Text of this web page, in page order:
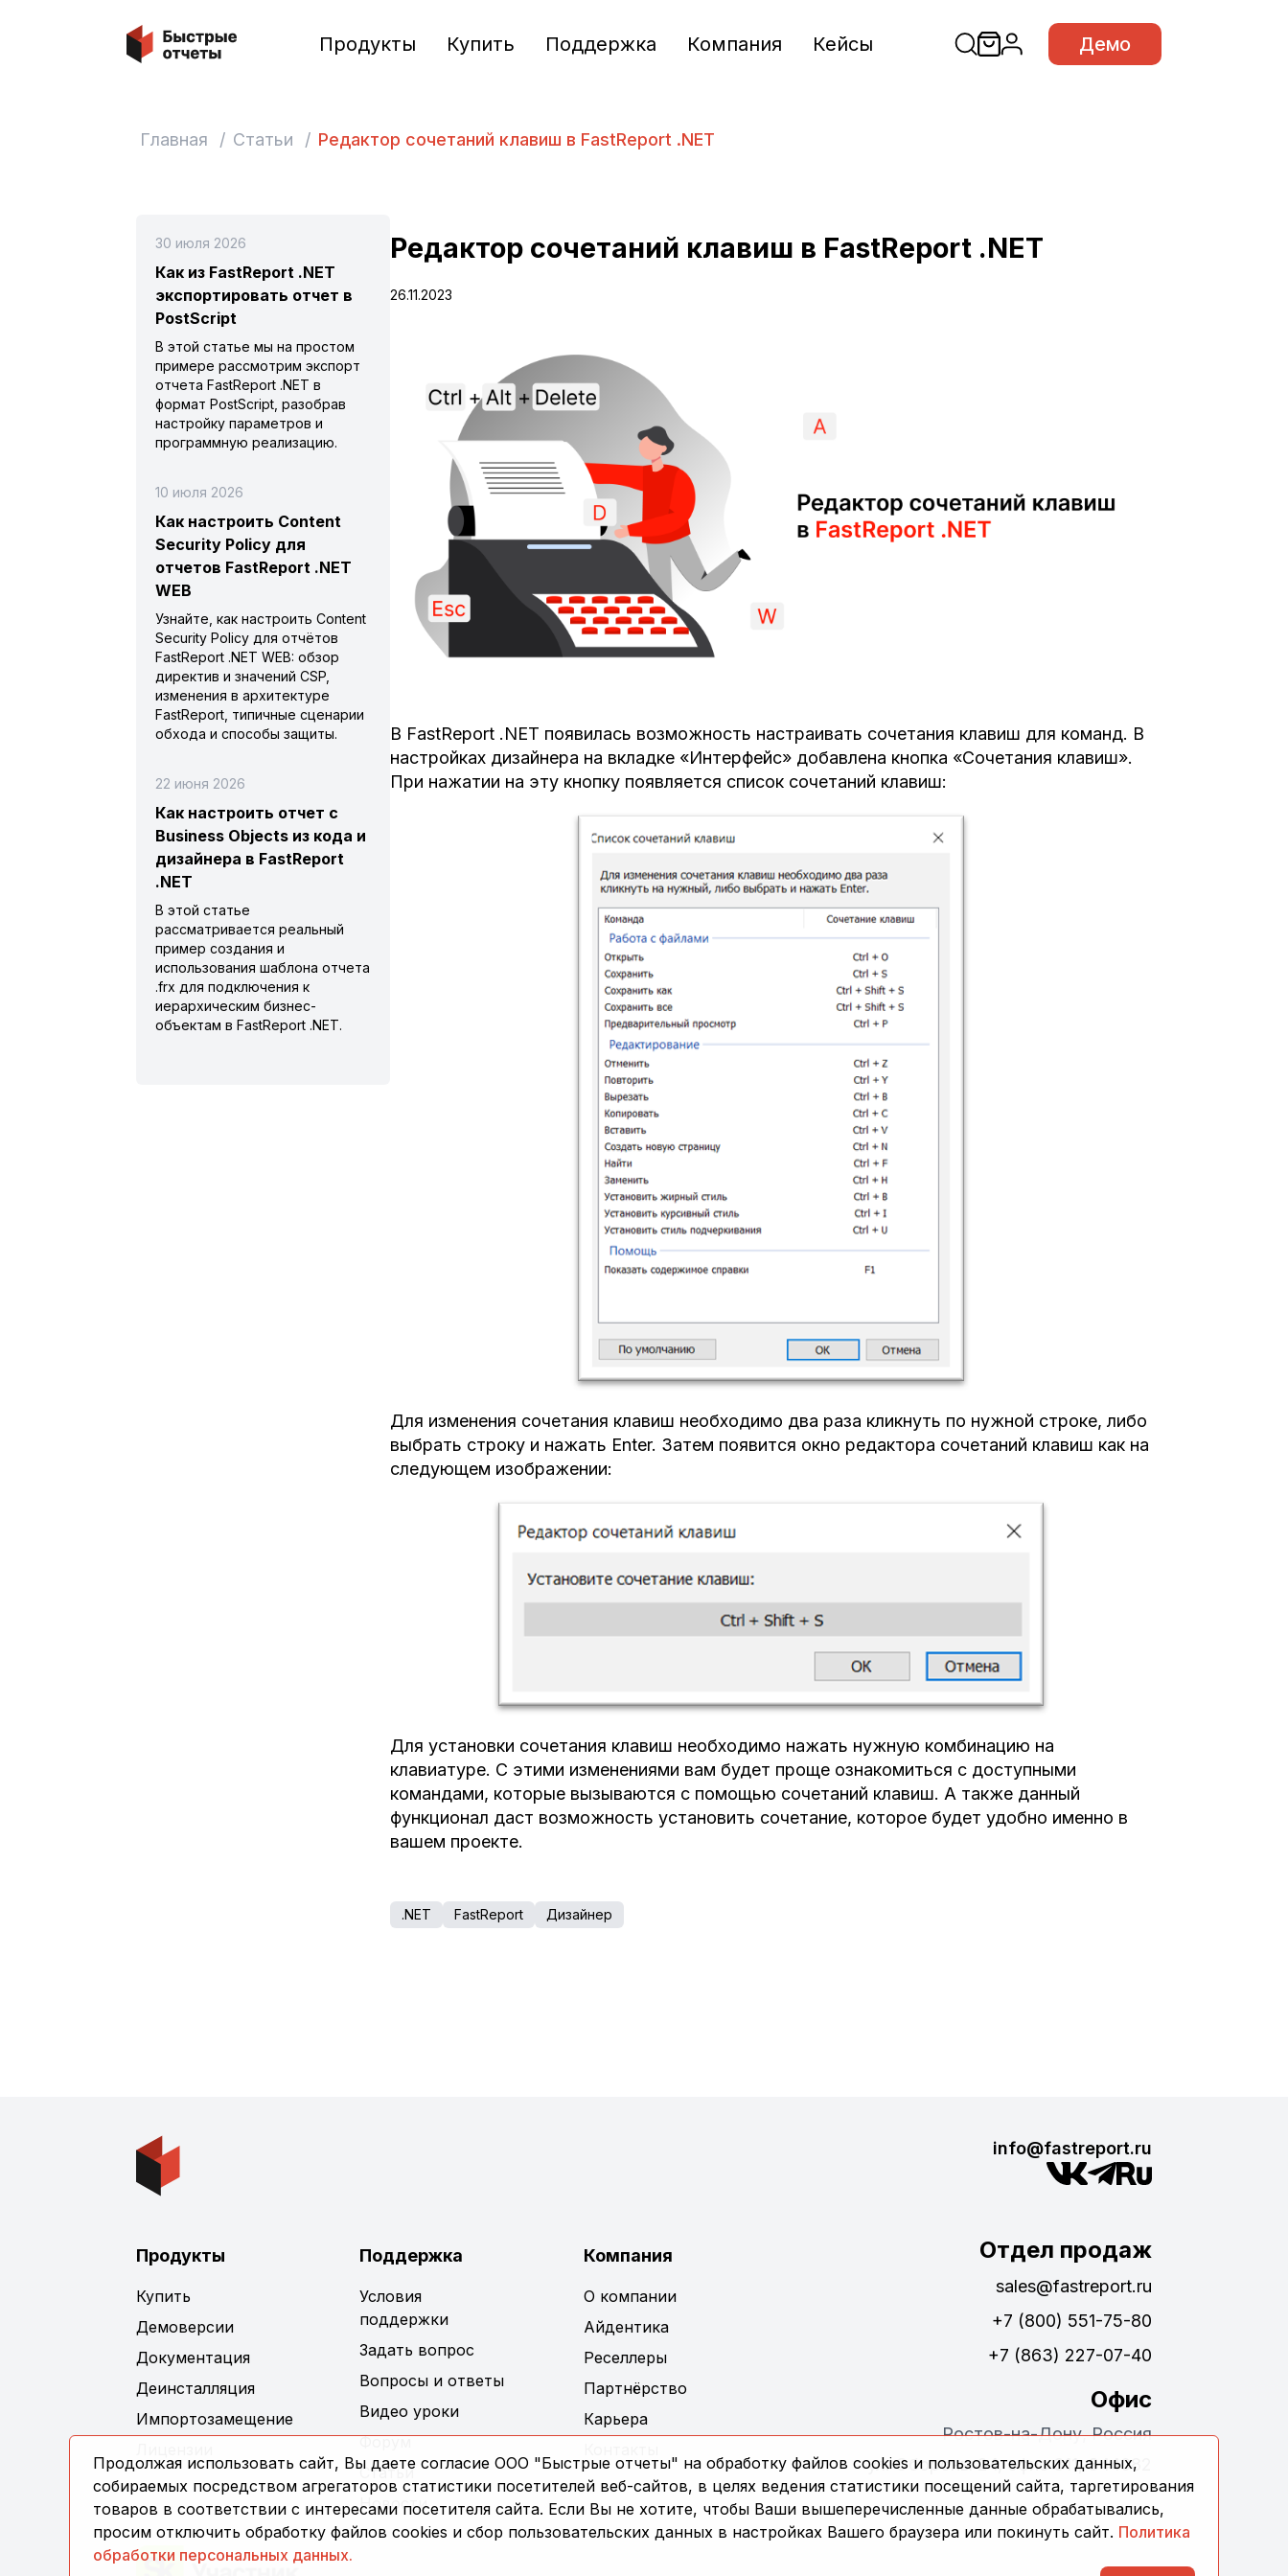
Быстрые отчеты Продукты Купить Поддержка Компания Кейсы Демо
Главная / Статьи / Редактор сочетаний клавиш в FastReport .NET
Редактор сочетаний клавиш в FastReport .NET
26.11.2023
В FastReport .NET появилась возможность настраивать сочетания клавиш для команд. В
настройках дизайнера на вкладке «Интерфейс» добавлена кнопка «Сочетания клавиш».
При нажатии на эту кнопку появляется список сочетаний клавиш:
Для изменения сочетания клавиш необходимо два раза кликнуть по нужной строке, либо
выбрать строку и нажать Enter. Затем появится окно редактора сочетаний клавиш как на
следующем изображении:
Для установки сочетания клавиш необходимо нажать нужную комбинацию на
клавиатуре. С этими изменениями вам будет проще ознакомиться с доступными
командами, которые вызываются с помощью сочетаний клавиш. А также данный
функционал даст возможность установить сочетание, которое будет удобно именно в
вашем проекте.
.NET FastReport Дизайнер
30 июля 2026
Как из FastReport .NET
экспортировать отчет в
PostScript
В этой статье мы на простом
примере рассмотрим экспорт
отчета FastReport .NET в
формат PostScript, разобрав
настройку параметров и
программную реализацию.
10 июля 2026
Как настроить Content
Security Policy для
отчетов FastReport .NET
WEB
Узнайте, как настроить Content
Security Policy для отчётов
FastReport .NET WEB: обзор
директив и значений CSP,
изменения в архитектуре
FastReport, типичные сценарии
обхода и способы защиты.
22 июня 2026
Как настроить отчет с
Business Objects из кода и
дизайнера в FastReport
.NET
В этой статье
рассматривается реальный
пример создания и
использования шаблона отчета
.frx для подключения к
иерархическим бизнес-
объектам в FastReport .NET.
info@fastreport.ru
Отдел продаж
sales@fastreport.ru
+7 (800) 551-75-80
+7 (863) 227-07-40
Офис
Ростов-на-Дону, Россия
ул. Обороны 24, офис 311, 344082
Продукты
Купить
Демоверсии
Документация
Деинсталляция
Импортозамещение
Поддержка
Условия
поддержки
Задать вопрос
Вопросы и ответы
Видео уроки
Форум
Статьи
Новости
Компания
О компании
Айдентика
Реселлеры
Партнёрство
Карьера
Продолжая использовать сайт, Вы даете согласие ООО "Быстрые отчеты" на обработку файлов cookies и пользовательских данных,
собираемых посредством агрегаторов статистики посетителей веб-сайтов, в целях ведения статистики посещений сайта, таргетирования
товаров в соответствии с интересами посетителя сайта. Если Вы не хотите, чтобы Ваши вышеперечисленные данные обрабатывались,
просим отключить обработку файлов cookies и сбор пользовательских данных в настройках Вашего браузера или покинуть сайт. Политика
обработки персональных данных.